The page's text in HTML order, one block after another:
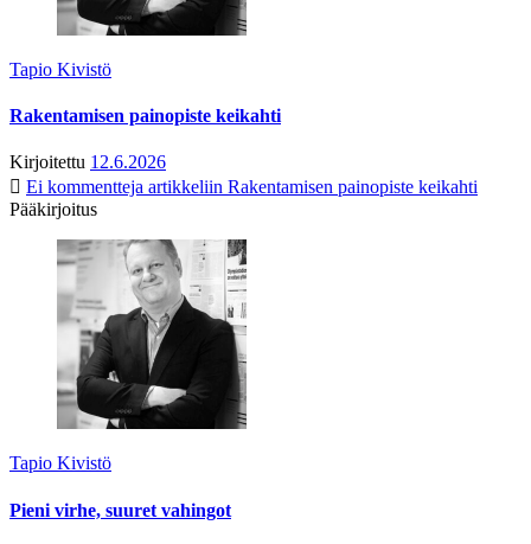
Tapio Kivistö
Rakentamisen painopiste keikahti
Kirjoitettu 12.6.2026
Ei kommentteja artikkeliin Rakentamisen painopiste keikahti
Pääkirjoitus
Tapio Kivistö
Pieni virhe, suuret vahingot